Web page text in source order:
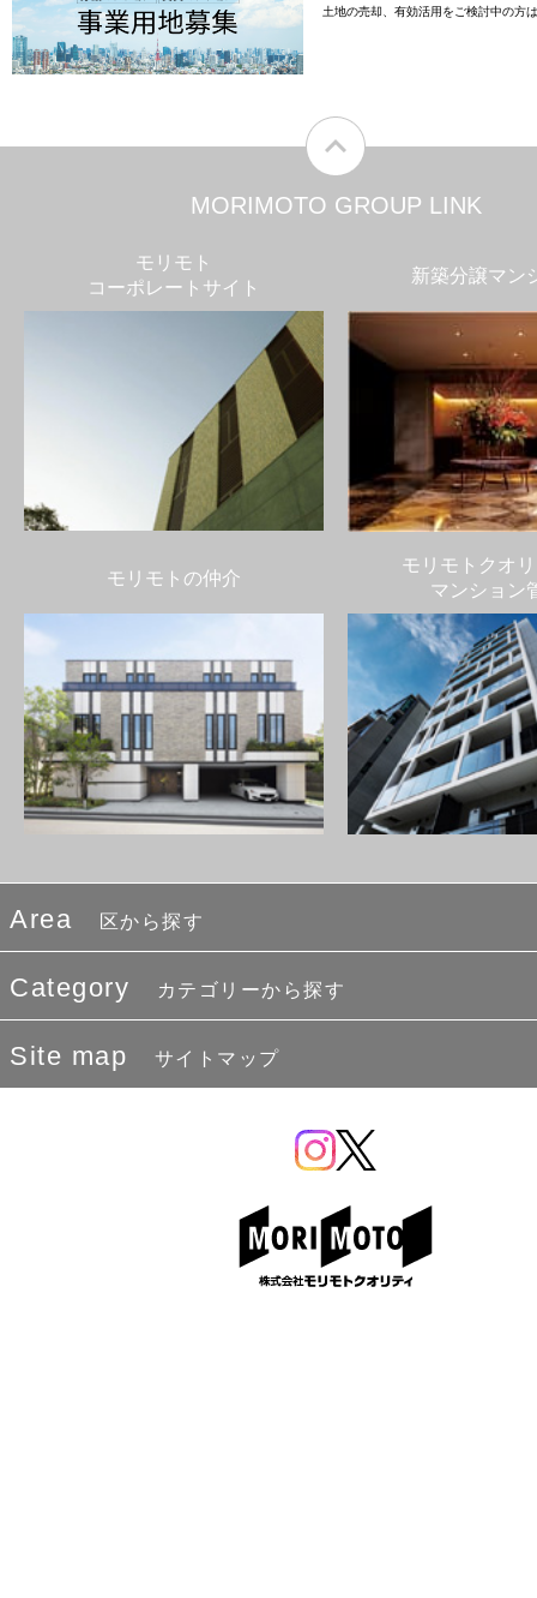
土地の売却、有効活用をご検討中の方
MORIMOTO GROUP LINK
モリモト
コーポレートサイト
新築分譲マン
モリモトの仲介
モリモトクオ
マンション
Area 区から探す
Category カテゴリーから探す
Site map サイトマップ